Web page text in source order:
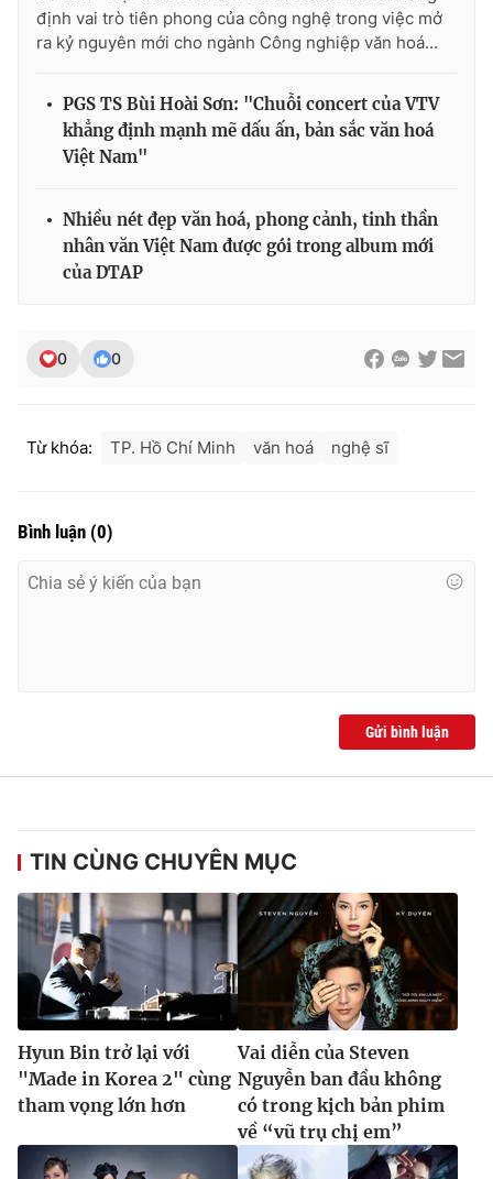
định vai trò tiên phong của công nghệ trong việc mở
ra kỷ nguyên mới cho ngành Công nghiệp văn hoá...
PGS TS Bùi Hoài Sơn: "Chuỗi concert của VTV
khẳng định mạnh mẽ dấu ấn, bản sắc văn hoá
Việt Nam"
Nhiều nét đẹp văn hoá, phong cảnh, tinh thần
nhân văn Việt Nam được gói trong album mới
của DTAP
0 0
Từ khóa: TP. Hồ Chí Minh văn hoá nghệ sĩ
Bình luận (0)
Gửi bình luận
TIN CÙNG CHUYÊN MỤC
Hyun Bin trở lại với
"Made in Korea 2" cùng
tham vọng lớn hơn
Vai diễn của Steven
Nguyễn ban đầu không
có trong kịch bản phim
về “vũ trụ chị em”